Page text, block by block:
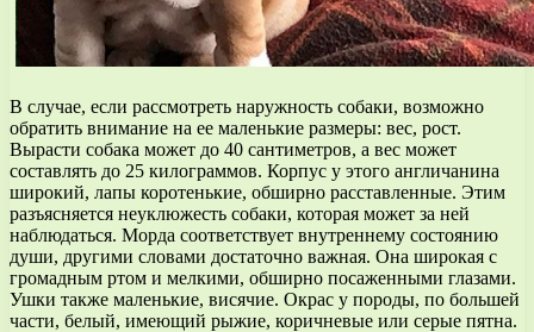
В случае, если рассмотреть наружность собаки, возможно
обратить внимание на ее маленькие размеры: вес, рост.
Вырасти собака может до 40 сантиметров, а вес может
составлять до 25 килограммов. Корпус у этого англичанина
широкий, лапы коротенькие, обширно расставленные. Этим
разъясняется неуклюжесть собаки, которая может за ней
наблюдаться. Морда соответствует внутреннему состоянию
души, другими словами достаточно важная. Она широкая с
громадным ртом и мелкими, обширно посаженными глазами.
Ушки также маленькие, висячие. Окрас у породы, по большей
части, белый, имеющий рыжие, коричневые или серые пятна.